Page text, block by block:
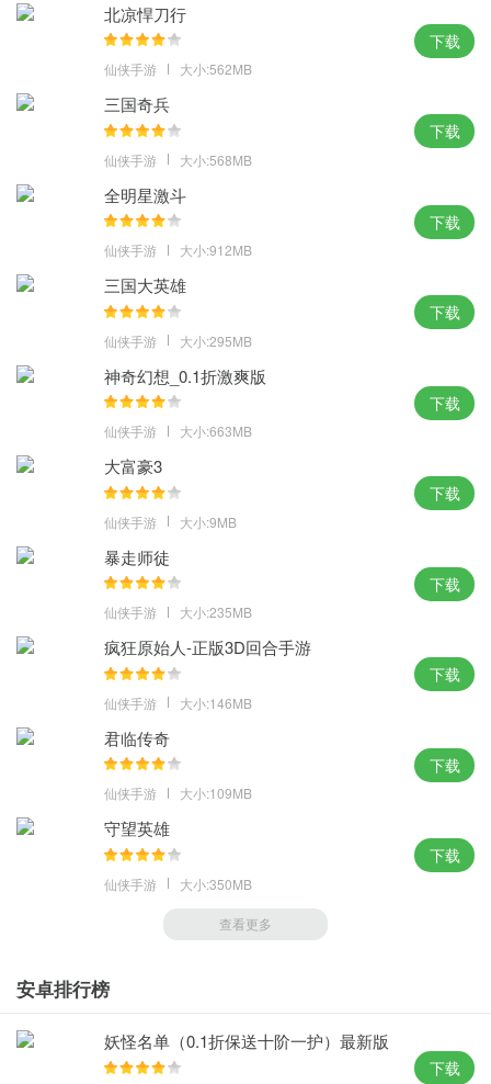
北凉悍刀行
仙侠手游 大小:562MB
下载
三国奇兵
仙侠手游 大小:568MB
下载
全明星激斗
仙侠手游 大小:912MB
下载
三国大英雄
仙侠手游 大小:295MB
下载
神奇幻想_0.1折激爽版
仙侠手游 大小:663MB
下载
大富豪3
仙侠手游 大小:9MB
下载
暴走师徒
仙侠手游 大小:235MB
下载
疯狂原始人-正版3D回合手游
仙侠手游 大小:146MB
下载
君临传奇
仙侠手游 大小:109MB
下载
守望英雄
仙侠手游 大小:350MB
下载
查看更多
安卓排行榜
妖怪名单（0.1折保送十阶一护）最新版
本
下载